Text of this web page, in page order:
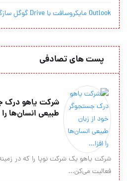
Outlook مایکروسافت با Drive گوگل سازگ...
پست های تصادفی
شرکت یاهو درک
طبیعی انسان‏‌ها را
شرکت یاهو یک شرکت نوپا را که در
فعالیت می‌‏کن...